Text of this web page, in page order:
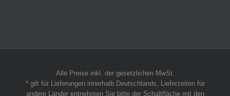
Alle Preise inkl. der gesetzlichen MwSt.
* gilt für Lieferungen innerhalb Deutschlands, Lieferzeiten für
andere Länder entnehmen Sie bitte der Schaltfläche mit den